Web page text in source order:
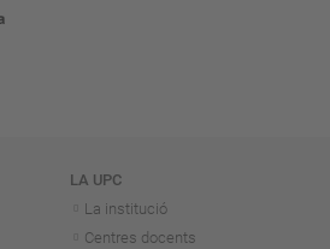
LA UPC
La institució
Centres docents